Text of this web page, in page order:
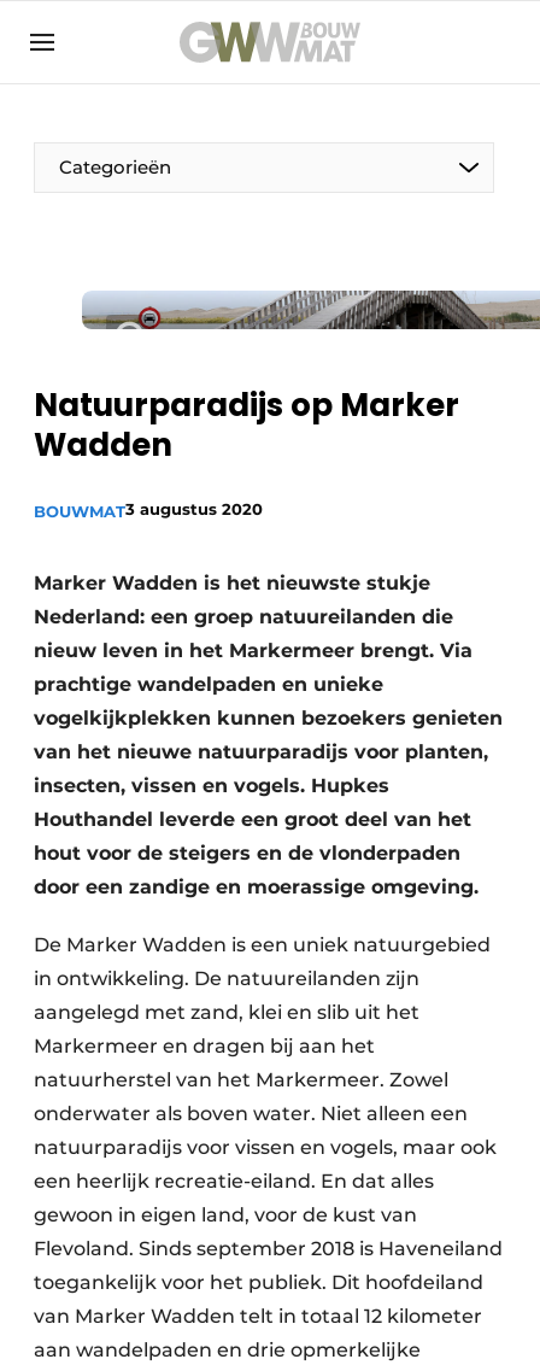
NL EN
Categorieën
De Pen
Duurzaamheid & Innovatie
Fundering
Kopen/Huren/Leasen
Sloop & Recycling
Bouwtransport
Machines & Materieel
Natuurparadijs op Marker
Wadden
BOUWMAT3 augustus 2020
Marker Wadden is het nieuwste stukje
Nederland: een groep natuureilanden die
nieuw leven in het Markermeer brengt. Via
prachtige wandelpaden en unieke
vogelkijkplekken kunnen bezoekers genieten
van het nieuwe natuurparadijs voor planten,
insecten, vissen en vogels. Hupkes
Houthandel leverde een groot deel van het
hout voor de steigers en de vlonderpaden
door een zandige en moerassige omgeving.
De Marker Wadden is een uniek natuurgebied
in ontwikkeling. De natuureilanden zijn
aangelegd met zand, klei en slib uit het
Markermeer en dragen bij aan het
natuurherstel van het Markermeer. Zowel
onderwater als boven water. Niet alleen een
natuurparadijs voor vissen en vogels, maar ook
een heerlijk recreatie-eiland. En dat alles
gewoon in eigen land, voor de kust van
Flevoland. Sinds september 2018 is Haveneiland
toegankelijk voor het publiek. Dit hoofdeiland
van Marker Wadden telt in totaal 12 kilometer
aan wandelpaden en drie opmerkelijke